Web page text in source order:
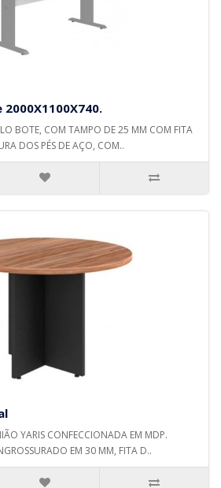
BOTE, COM TAMPO DE 25 MM COM FITA
DOS PÉS DE AÇO, COM..
YARIS CONFECCIONADA EM MDP.
EM 30 MM, FITA D..